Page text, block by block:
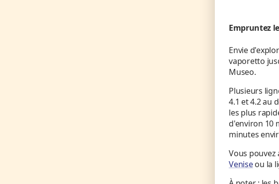
Empruntez
Envie
vaporetto
Museo.
Plusieurs
4.1 et 4.2 au
les plus
d'environ 10
minutes
Vous pouvez
Veniseou la